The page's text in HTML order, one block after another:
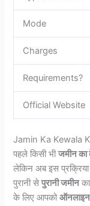
Mode
Charges
Requirements?
Official Website
Jamin Ka Kewala
पहले किसी भीजमीन का
लेकिन अब इस
पुरानी सेपुरानी जमीन
के लिए आपकोऑनलाइन